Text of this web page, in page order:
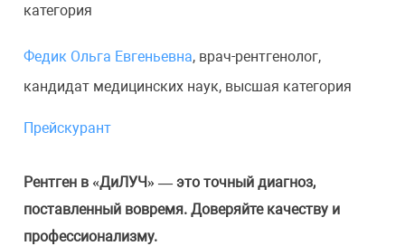
категория
Федик Ольга Евгеньевна, врач-рентгенолог,
кандидат медицинских наук, высшая категория
Прейскурант
Рентген в «ДиЛУЧ» — это точный диагноз,
поставленный вовремя. Доверяйте качеству и
профессионализму.